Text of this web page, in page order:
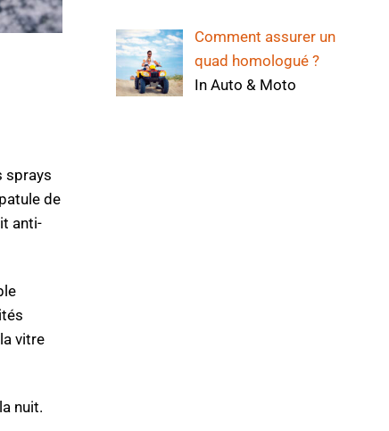
sprays
de
anti-
vitre
nuit.
Comment assurer un
quad homologué ?
In Auto & Moto